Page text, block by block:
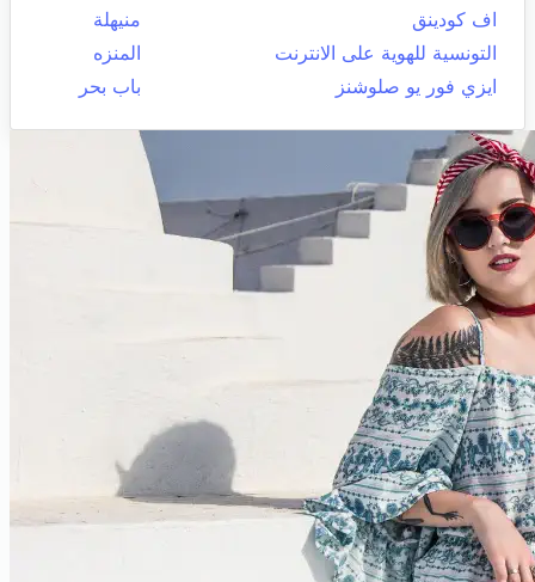
اف كودينق
منيهلة
التونسية للهوية على الانترنت
المنزه
ايزي فور يو صلوشنز
باب بحر